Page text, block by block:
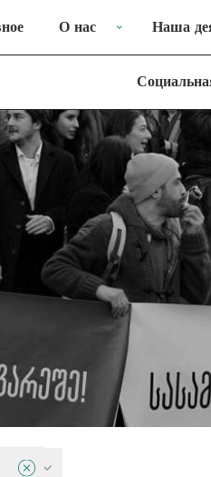
О нас Наша